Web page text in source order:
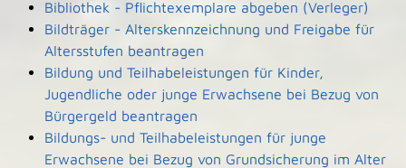
Bibliothek - Pflichtexemplare abgeben (Verleger)
Bildträger - Alterskennzeichnung und Freigabe für
Altersstufen beantragen
Bildung und Teilhabeleistungen für Kinder,
Jugendliche oder junge Erwachsene bei Bezug von
Bürgergeld beantragen
Bildungs- und Teilhabeleistungen für junge
Erwachsene bei Bezug von Grundsicherung im Alter